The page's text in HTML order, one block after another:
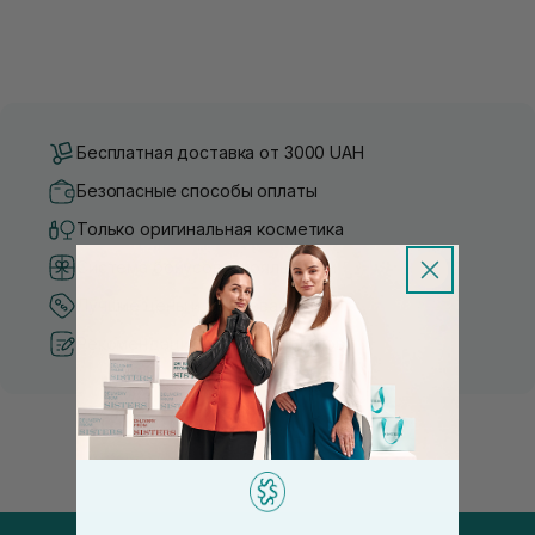
Бесплатная доставка от 3000 UAH
Безопасные способы оплаты
Только оригинальная косметика
Система бонусов и лояльности
Лучшие цены и топ товары
Рекомендации от косметологов